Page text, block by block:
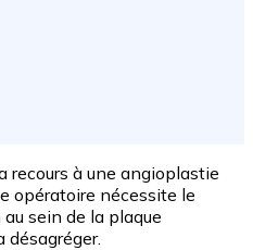
recours à une angioplastie
opératoire nécessite le
sein de la plaque
désagréger.